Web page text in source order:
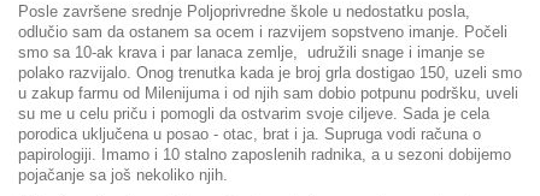
Posle završene srednje Poljoprivredne škole u nedostatku posla,
odlučio sam da ostanem sa ocem i razvijem sopstveno imanje. Počeli
smo sa 10-ak krava i par lanaca zemlje, udružili snage i imanje se
polako razvijalo. Onog trenutka kada je broj grla dostigao 150, uzeli smo
u zakup farmu od Milenijuma i od njih sam dobio potpunu podršku, uveli
su me u celu priču i pomogli da ostvarim svoje ciljeve. Sada je cela
porodica uključena u posao - otac, brat i ja. Supruga vodi računa o
papirologiji. Imamo i 10 stalno zaposlenih radnika, a u sezoni dobijemo
pojačanje sa još nekoliko njih.